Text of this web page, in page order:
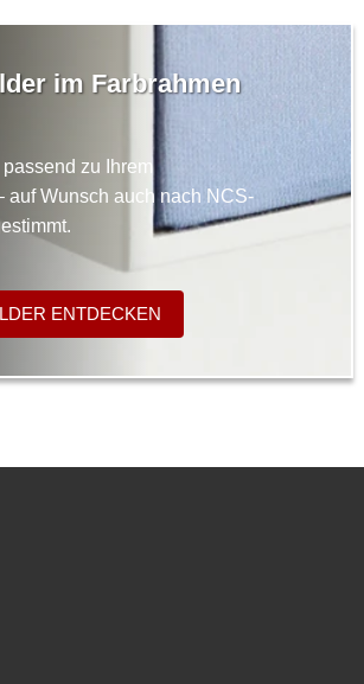
im Farbrahmen
zu Ihrem
auf Wunsch auch nach NCS-
ENTDECKEN